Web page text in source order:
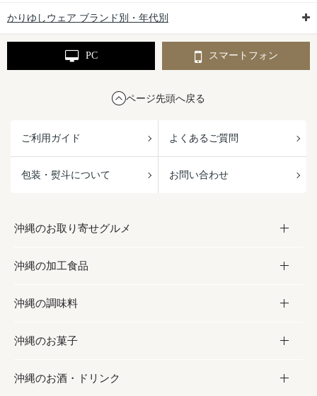
かりゆしウェア ブランド別・年代別
PC スマートフォン
ページ先頭へ戻る
ご利用ガイド よくあるご質問
包装・熨斗について お問い合わせ
沖縄のお取り寄せグルメ
お取り寄せグルメ
フルーツ・野菜
お肉
海産物
沖縄の加工食品
加工食品
缶詰／パウチ
沖縄料理
沖縄の調味料
調味料
砂糖／黒砂糖
沖縄のお菓子
お菓子
沖縄のお酒・ドリンク